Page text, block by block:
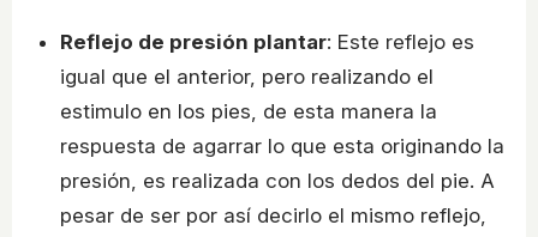
Reflejo de presión plantar: Este reflejo es
igual que el anterior, pero realizando el
estimulo en los pies, de esta manera la
respuesta de agarrar lo que esta originando la
presión, es realizada con los dedos del pie. A
pesar de ser por así decirlo el mismo reflejo,